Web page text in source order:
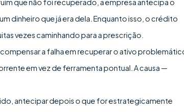
que não foi recuperado, a empresa antecipa o
dinheiro que já era dela. Enquanto isso, o crédito
vezes caminhando para a prescrição.
a falha em recuperar o ativo
em vez de ferramenta pontual. A causa —
antecipar depois o que for estrategicamente